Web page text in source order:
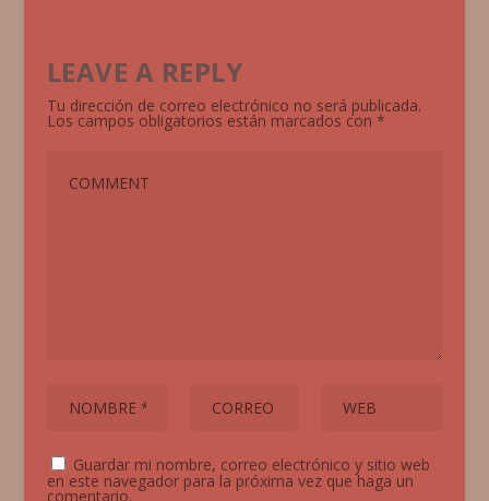
LEAVE A REPLY
Tu dirección de correo electrónico no será publicada.
Los campos obligatorios están marcados con *
Guardar mi nombre, correo electrónico y sitio web
en este navegador para la próxima vez que haga un
comentario.